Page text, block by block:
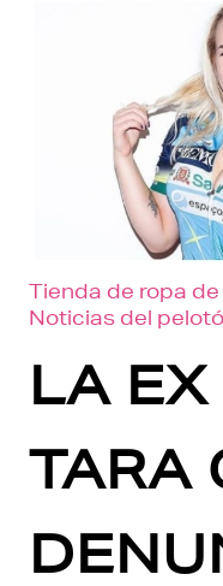
Tienda de ropa
Noticias del
LA
TARA